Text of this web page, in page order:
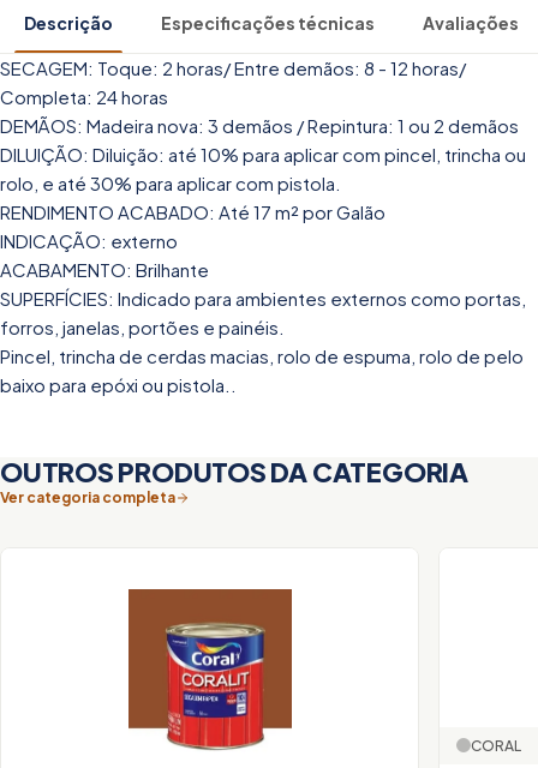
Descrição Especificações técnicas Avaliações
SECAGEM: Toque: 2 horas/ Entre demãos: 8 - 12 horas/
Completa: 24 horas
DEMÃOS: Madeira nova: 3 demãos / Repintura: 1 ou 2 demãos
DILUIÇÃO: Diluição: até 10% para aplicar com pincel, trincha ou
rolo, e até 30% para aplicar com pistola.
RENDIMENTO ACABADO: Até 17 m² por Galão
INDICAÇÃO: externo
ACABAMENTO: Brilhante
SUPERFÍCIES: Indicado para ambientes externos como portas,
forros, janelas, portões e painéis.
Pincel, trincha de cerdas macias, rolo de espuma, rolo de pelo
baixo para epóxi ou pistola..
OUTROS PRODUTOS DA CATEGORIA
Ver categoria completa
CORAL